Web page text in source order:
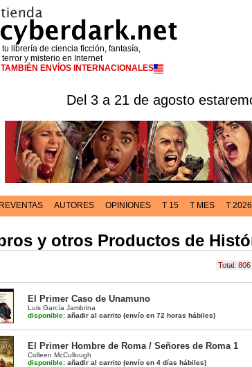
tu librería de ciencia ficción, fantasía,
terror y misterio en Internet
TAMBIÉN ENVÍOS INTERNACIONALES
Del 3 a 21 de agosto
AUTORES OPINIONES T 15 T MES T 2026
y otros Productos de
Total: 806
El Primer Caso de Unamuno
Luis García Jambrina
disponible: añadir al carrito (envío en 72 horas hábiles)
El Primer Hombre de Roma / Señores de Roma 1
Colleen McCullough
disponible: añadir al carrito (envío en 4 días hábiles)